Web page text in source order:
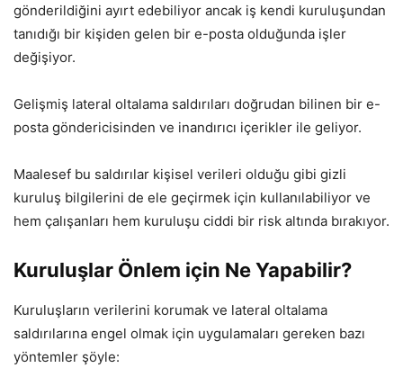
gönderildiğini ayırt edebiliyor ancak iş kendi kuruluşundan
tanıdığı bir kişiden gelen bir e-posta olduğunda işler
değişiyor.
Gelişmiş lateral oltalama saldırıları doğrudan bilinen bir e-
posta göndericisinden ve inandırıcı içerikler ile geliyor.
Maalesef bu saldırılar kişisel verileri olduğu gibi gizli
kuruluş bilgilerini de ele geçirmek için kullanılabiliyor ve
hem çalışanları hem kuruluşu ciddi bir risk altında bırakıyor.
Kuruluşlar Önlem için Ne Yapabilir?
Kuruluşların verilerini korumak ve lateral oltalama
saldırılarına engel olmak için uygulamaları gereken bazı
yöntemler şöyle: